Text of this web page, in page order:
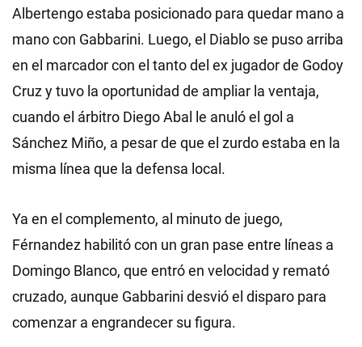
Albertengo estaba posicionado para quedar mano a
mano con Gabbarini. Luego, el Diablo se puso arriba
en el marcador con el tanto del ex jugador de Godoy
Cruz y tuvo la oportunidad de ampliar la ventaja,
cuando el árbitro Diego Abal le anuló el gol a
Sánchez Miño, a pesar de que el zurdo estaba en la
misma línea que la defensa local.
Ya en el complemento, al minuto de juego,
Férnandez habilitó con un gran pase entre líneas a
Domingo Blanco, que entró en velocidad y remató
cruzado, aunque Gabbarini desvió el disparo para
comenzar a engrandecer su figura.